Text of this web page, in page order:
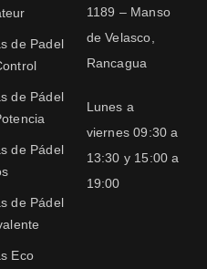
de Padel
de Pádel
de Pádel
de Pádel
Eco
1189 – Manso
de Velasco,
Rancagua
Lunes a
viernes 09:30 a
13:30 y 15:00 a
19:00